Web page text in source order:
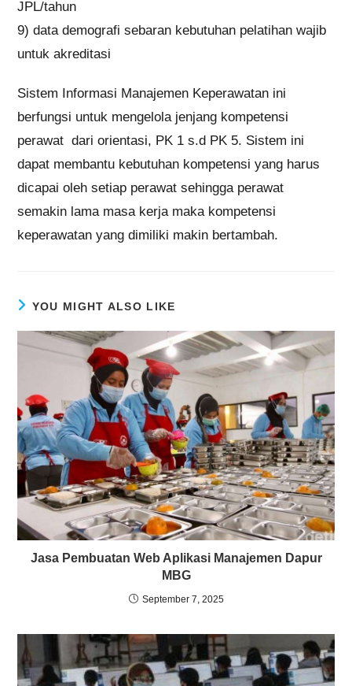
JPL/tahun
9) data demografi sebaran kebutuhan pelatihan wajib
untuk akreditasi
Sistem Informasi Manajemen Keperawatan ini
berfungsi untuk mengelola jenjang kompetensi
perawat dari orientasi, PK 1 s.d PK 5. Sistem ini
dapat membantu kebutuhan kompetensi yang harus
dicapai oleh setiap perawat sehingga perawat
semakin lama masa kerja maka kompetensi
keperawatan yang dimiliki makin bertambah.
YOU MIGHT ALSO LIKE
Jasa Pembuatan Web Aplikasi Manajemen Dapur
MBG
September 7, 2025